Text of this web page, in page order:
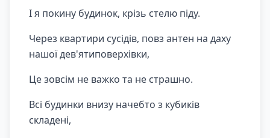
І я покину будинок, крізь стелю піду.
Через квартири сусідів, повз антен на даху
нашої дев'ятиповерхівки,
Це зовсім не важко та не страшно.
Всі будинки внизу начебто з кубиків
складені,